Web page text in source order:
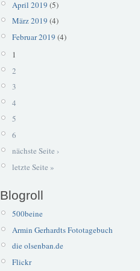
April 2019 (5)
März 2019 (4)
Februar 2019 (4)
1
2
3
4
5
6
nächste Seite ›
letzte Seite »
Blogroll
500beine
Armin Gerhardts Fototagebuch
die olsenban.de
Flickr